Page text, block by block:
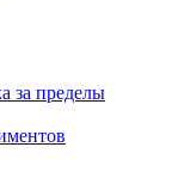
за пределы